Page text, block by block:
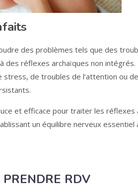
des problèmes tels que des
des réflexes archaïques non
de troubles de l’attention ou
et efficace pour traiter les
un équilibre nerveux essentiel
PRENDRE RDV